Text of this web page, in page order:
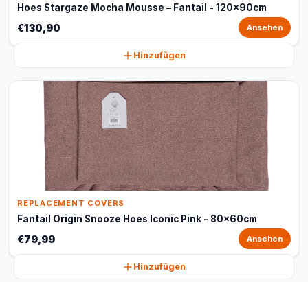
Hoes Stargaze Mocha Mousse – Fantail - 120x90cm
€130,90 Ansehen
Hinzufügen
REPLACEMENT COVERS
Fantail Origin Snooze Hoes Iconic Pink - 80x60cm
€79,99 Ansehen
Hinzufügen